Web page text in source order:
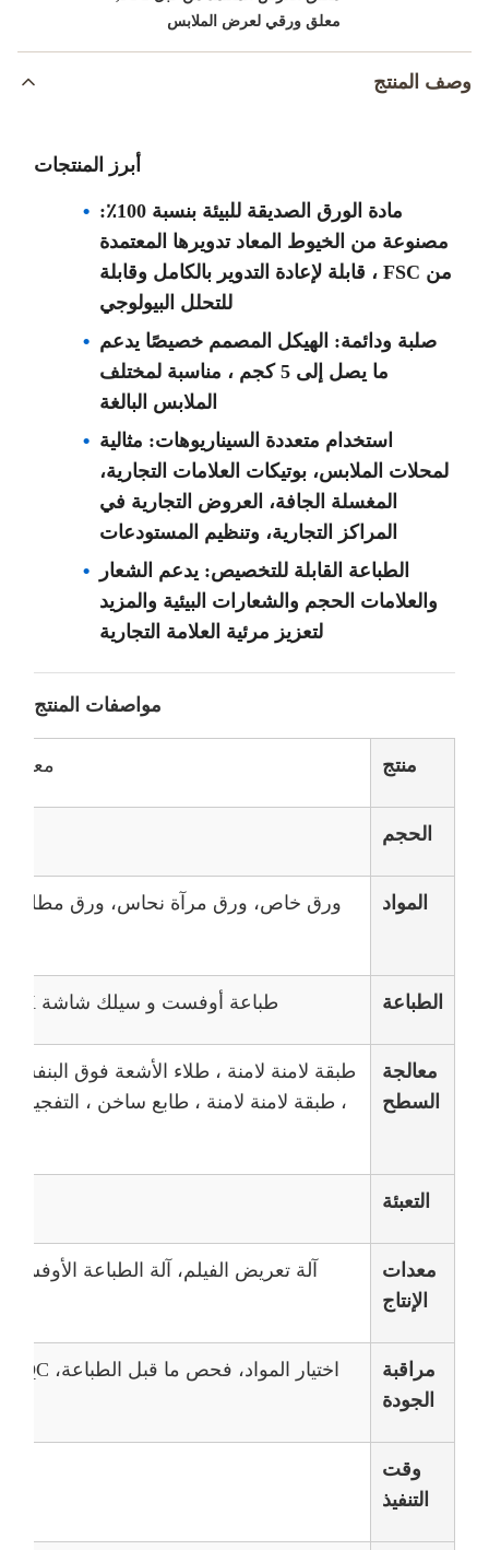
معلق ورقي لعرض الملابس
وصف المنتج
أبرز المنتجات
مادة الورق الصديقة للبيئة بنسبة 100٪:
مصنوعة من الخيوط المعاد تدويرها المعتمدة
من FSC ، قابلة لإعادة التدوير بالكامل وقابلة
للتحلل البيولوجي
صلبة ودائمة: الهيكل المصمم خصيصًا يدعم
ما يصل إلى 5 كجم ، مناسبة لمختلف
الملابس البالغة
استخدام متعددة السيناريوهات: مثالية
لمحلات الملابس، بوتيكات العلامات التجارية،
المغسلة الجافة، العروض التجارية في
المراكز التجارية، وتنظيم المستودعات
الطباعة القابلة للتخصيص: يدعم الشعار
والعلامات الحجم والشعارات البيئية والمزيد
لتعزيز مرئية العلامة التجارية
مواصفات المنتج
منتج معلق
الحجم
المواد ورق خاص، ورق مرآة نحاس، ورق مطلي،
الطباعة طباعة أوفست و سيلك شاشة CMYK ، أي لون بانتون متاح
معالجة
السطح
طبقة لامنة لامنة ، طلاء الأشعة فوق
، طبقة لامنة لامنة ، طابع ساخن ، التفجير ،
التعبئة
معدات
الإنتاج
مراقبة
الجودة
اختيار المواد، فحص ما قبل الطباعة، IPQC، فحص المنتجات النهائية
وقت
التنفيذ